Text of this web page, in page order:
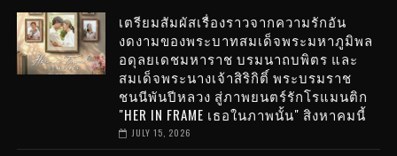
เตรียมสัมผัสเรื่องราวจากความรักอัน
งดงามของพระบาทสมเด็จพระมหาภูมิพล
อดุลยเดชมหาราช บรมนาถบพิตร และ
สมเด็จพระนางเจ้าสิริกิติ์ พระบรมราช
ชนนีพันปีหลวง สู่ภาพยนตร์รักโรแมนติก
"HER IN FRAME เธอในภาพนั้น" สิงหาคมนี้
JULY 15, 2026